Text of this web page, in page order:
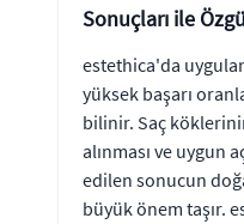
Sonuçları ile
estethica'da
yüksek başarı
bilinir. Saç
alınması ve uygun
edilen sonucun
büyük önem taşır.